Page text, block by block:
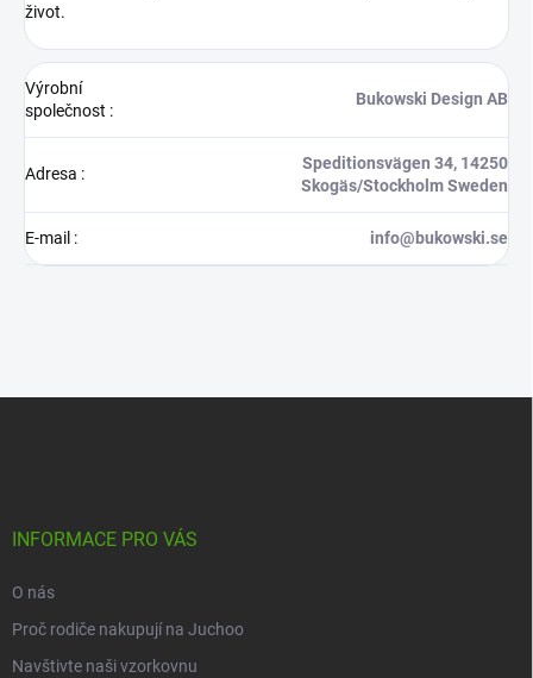
život.
Výrobní
společnost :
Bukowski Design AB
Adresa :
Speditionsvägen 34, 14250
Skogäs/Stockholm Sweden
E-mail : info@bukowski.se
INFORMACE PRO VÁS
O nás
Proč rodiče nakupují na Juchoo
Navštivte naši vzorkovnu